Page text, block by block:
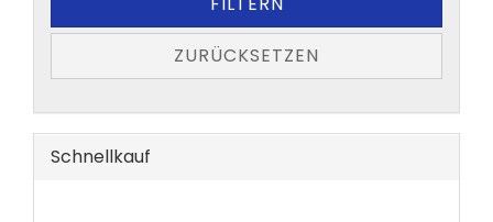
ZURÜCKSETZEN
Schnellkauf